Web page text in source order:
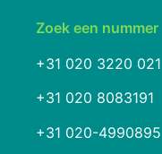
Zoek een nummer
+31 020 3220 021
+31 020 8083191
+31 020-4990895